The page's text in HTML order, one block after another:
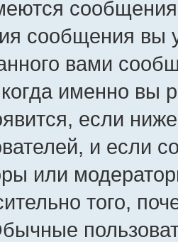
сообщения
сообщения
вами
когда именно
если
и если
или
того,